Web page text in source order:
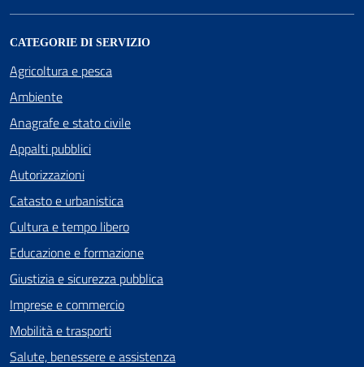
CATEGORIE DI SERVIZIO
Agricoltura e pesca
Ambiente
Anagrafe e stato civile
Appalti pubblici
Autorizzazioni
Catasto e urbanistica
Cultura e tempo libero
Educazione e formazione
Giustizia e sicurezza pubblica
Imprese e commercio
Mobilità e trasporti
Salute, benessere e assistenza